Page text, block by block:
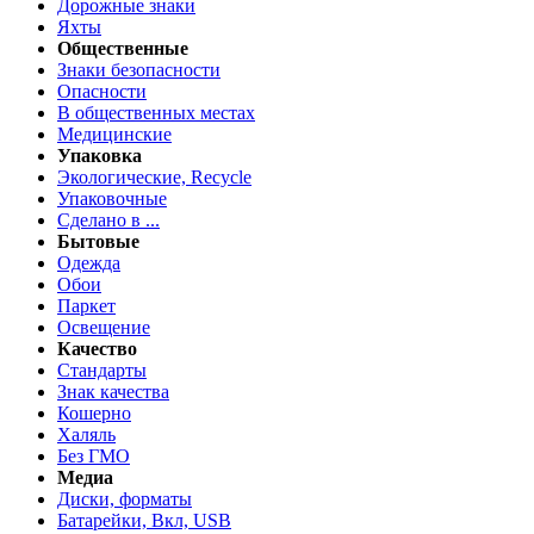
Дорожные знаки
Яхты
Общественные
Знаки безопасности
Опасности
В общественных местах
Медицинские
Упаковка
Экологические, Recycle
Упаковочные
Сделано в ...
Бытовые
Одежда
Обои
Паркет
Освещение
Качество
Стандарты
Знак качества
Кошерно
Халяль
Без ГМО
Медиа
Диски, форматы
Батарейки, Вкл, USB